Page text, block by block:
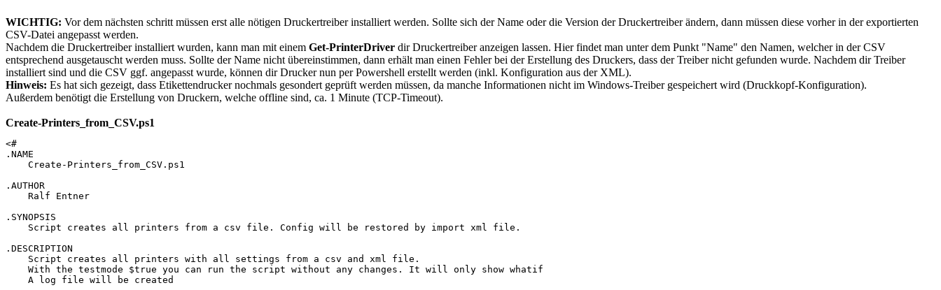
WICHTIG: Vor dem nächsten schritt müssen erst alle nötigen Druckertreiber installiert werden. Sollte sich der Name oder die Version der Druckertreiber ändern, dann müssen diese vorher in der exportierten
CSV-Datei angepasst werden.
Nachdem die Druckertreiber installiert wurden, kann man mit einem Get-PrinterDriver dir Druckertreiber anzeigen lassen. Hier findet man unter dem Punkt "Name" den Namen, welcher in der CSV
entsprechend ausgetauscht werden muss. Sollte der Name nicht übereinstimmen, dann erhält man einen Fehler bei der Erstellung des Druckers, dass der Treiber nicht gefunden wurde. Nachdem dir Treiber
installiert sind und die CSV ggf. angepasst wurde, können dir Drucker nun per Powershell erstellt werden (inkl. Konfiguration aus der XML).
Hinweis: Es hat sich gezeigt, dass Etikettendrucker nochmals gesondert geprüft werden müssen, da manche Informationen nicht im Windows-Treiber gespeichert wird (Druckkopf-Konfiguration).
Außerdem benötigt die Erstellung von Druckern, welche offline sind, ca. 1 Minute (TCP-Timeout).
Create-Printers_from_CSV.ps1
<#
.NAME
    Create-Printers_from_CSV.ps1
.AUTHOR
    Ralf Entner
.SYNOPSIS
    Script creates all printers from a csv file. Config will be restored by import xml file.
.DESCRIPTION
    Script creates all printers with all settings from a csv and xml file.
    With the testmode $true you can run the script without any changes. It will only show whatif
    A log file will be created